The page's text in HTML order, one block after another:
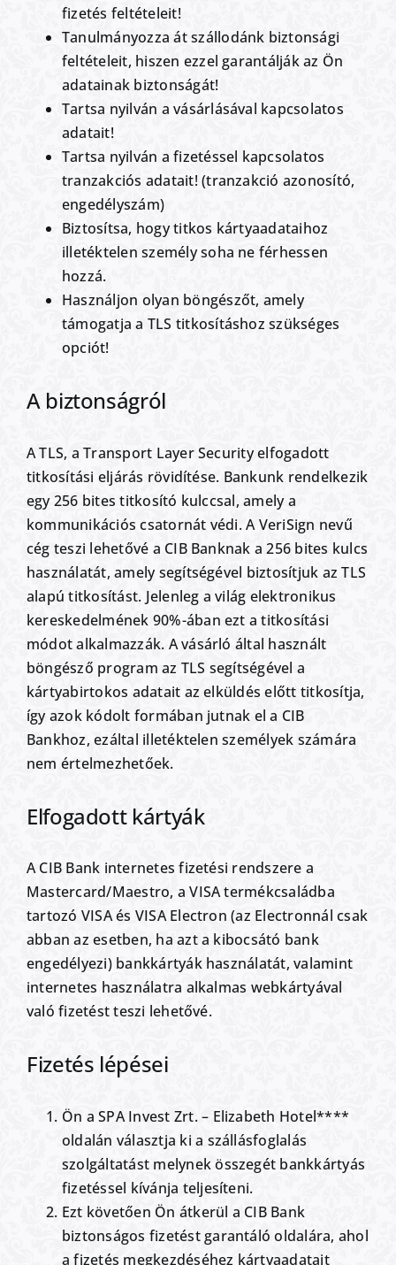
fizetés feltételeit!
Tanulmányozza át szállodánk biztonsági
feltételeit, hiszen ezzel garantálják az Ön
adatainak biztonságát!
Tartsa nyilván a vásárlásával kapcsolatos
adatait!
Tartsa nyilván a fizetéssel kapcsolatos
tranzakciós adatait! (tranzakció azonosító,
engedélyszám)
Biztosítsa, hogy titkos kártyaadataihoz
illetéktelen személy soha ne férhessen
hozzá.
Használjon olyan böngészőt, amely
támogatja a TLS titkosításhoz szükséges
opciót!
A biztonságról
A TLS, a Transport Layer Security elfogadott
titkosítási eljárás rövidítése. Bankunk rendelkezik
egy 256 bites titkosító kulccsal, amely a
kommunikációs csatornát védi. A VeriSign nevű
cég teszi lehetővé a CIB Banknak a 256 bites kulcs
használatát, amely segítségével biztosítjuk az TLS
alapú titkosítást. Jelenleg a világ elektronikus
kereskedelmének 90%-ában ezt a titkosítási
módot alkalmazzák. A vásárló által használt
böngésző program az TLS segítségével a
kártyabirtokos adatait az elküldés előtt titkosítja,
így azok kódolt formában jutnak el a CIB
Bankhoz, ezáltal illetéktelen személyek számára
nem értelmezhetőek.
Elfogadott kártyák
A CIB Bank internetes fizetési rendszere a
Mastercard/Maestro, a VISA termékcsaládba
tartozó VISA és VISA Electron (az Electronnál csak
abban az esetben, ha azt a kibocsátó bank
engedélyezi) bankkártyák használatát, valamint
internetes használatra alkalmas webkártyával
való fizetést teszi lehetővé.
Fizetés lépései
Ön a SPA Invest Zrt. – Elizabeth Hotel****
oldalán választja ki a szállásfoglalás
szolgáltatást melynek összegét bankkártyás
fizetéssel kívánja teljesíteni.
Ezt követően Ön átkerül a CIB Bank
biztonságos fizetést garantáló oldalára, ahol
a fizetés megkezdéséhez kártyaadatait